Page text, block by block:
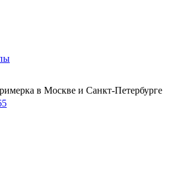
в Москве и Санкт-Петербурге